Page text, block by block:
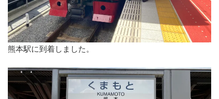
熊本駅に到着しました。